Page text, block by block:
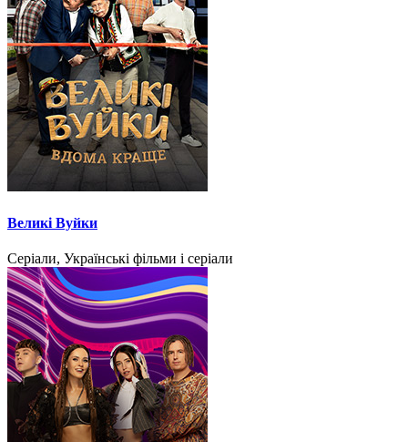
Великі Вуйки
Серіали, Українські фільми і серіали